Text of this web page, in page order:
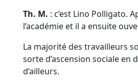
Th. M. : c’est Lino Polligato.
l’académie et il a ensuite
La majorité des travailleurs
sorte d’ascension sociale
d’ailleurs.